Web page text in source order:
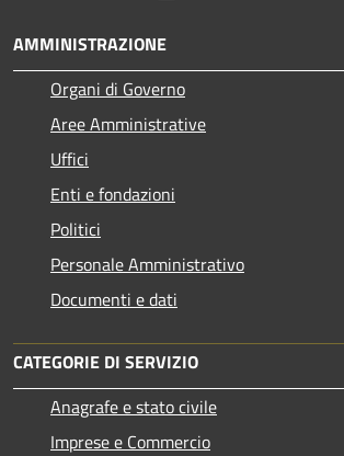
AMMINISTRAZIONE
Organi di Governo
Aree Amministrative
Uffici
Enti e fondazioni
Politici
Personale Amministrativo
Documenti e dati
CATEGORIE DI SERVIZIO
Anagrafe e stato civile
Imprese e Commercio